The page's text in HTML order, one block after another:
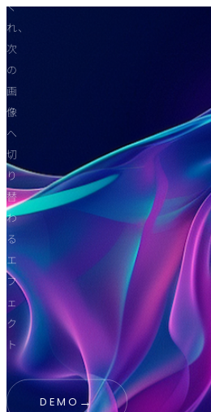
く
れ、
次
の
画
像
へ
切
り
替
わ
る
エ
フ
ェ
ク
ト
DEMO →